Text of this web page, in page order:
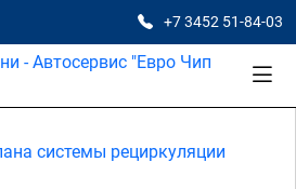
+7 3452 51-84-03
системы рециркуляции